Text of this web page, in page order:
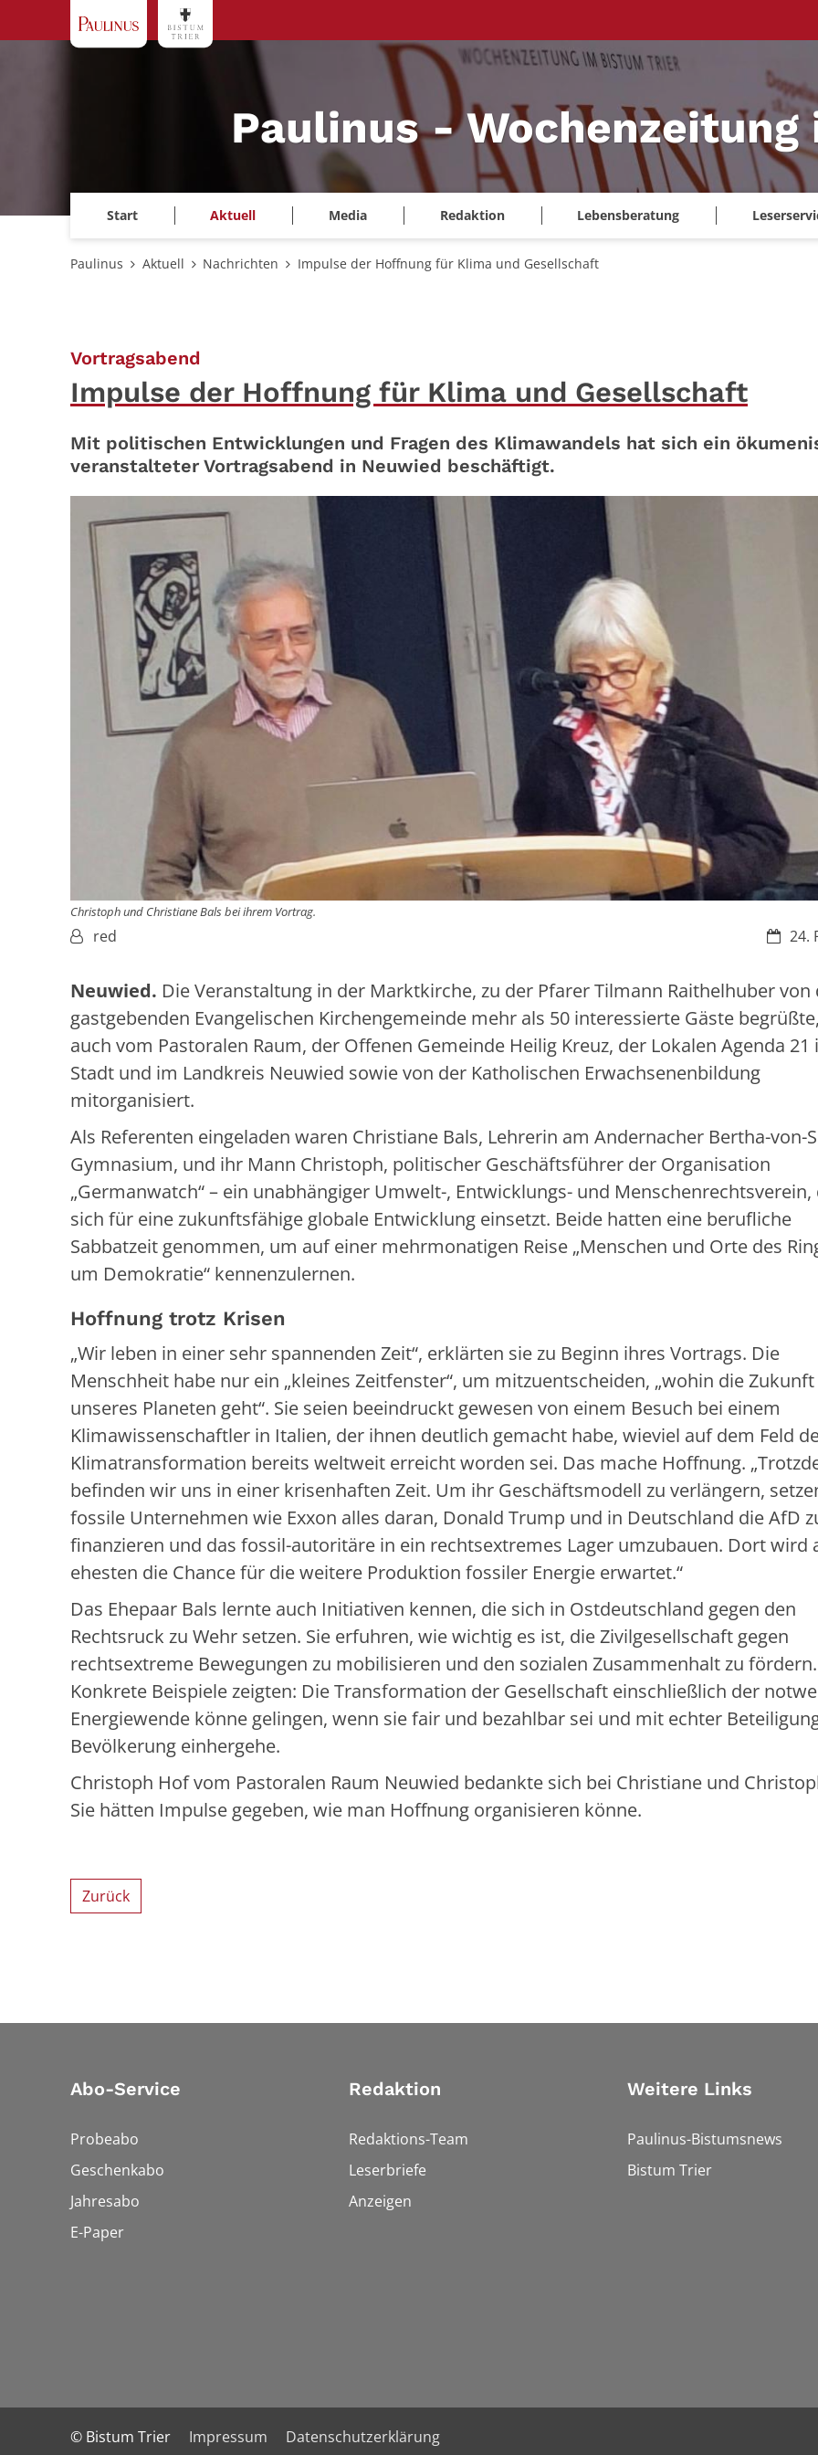
Paulinus -
Start Aktuell Media Redaktion Lebensberatung
Paulinus Aktuell Nachrichten Impulse der Hoffnung für Klima und Gesellschaft
Vortragsabend
Impulse der Hoffnung für Klima und Gesellschaft
Mit politischen Entwicklungen und Fragen des Klimawandels hat sich ein
veranstalteter Vortragsabend in Neuwied beschäftigt.
Christoph und Christiane Bals bei ihrem Vortrag.
Datum:
24.
Von:red
Neuwied. Die Veranstaltung in der Marktkirche, zu der Pfarer Tilmann Raithelhuber von
gastgebenden Evangelischen Kirchengemeinde mehr als 50 interessierte Gäste
auch vom Pastoralen Raum, der Offenen Gemeinde Heilig Kreuz, der Lokalen Agenda 21
Stadt und im Landkreis Neuwied sowie von der Katholischen Erwachsenenbildung
mitorganisiert.
Als Referenten eingeladen waren Christiane Bals, Lehrerin am Andernacher Bertha-von-
Gymnasium, und ihr Mann Christoph, politischer Geschäftsführer der Organisation
„Germanwatch“ – ein unabhängiger Umwelt-, Entwicklungs- und Menschenrechtsverein,
sich für eine zukunftsfähige globale Entwicklung einsetzt. Beide hatten eine berufliche
Sabbatzeit genommen, um auf einer mehrmonatigen Reise „Menschen und Orte des
um Demokratie“ kennenzulernen.
Hoffnung trotz Krisen
„Wir leben in einer sehr spannenden Zeit“, erklärten sie zu Beginn ihres Vortrags. Die
Menschheit habe nur ein „kleines Zeitfenster“, um mitzuentscheiden, „wohin die Zukunft
unseres Planeten geht“. Sie seien beeindruckt gewesen von einem Besuch bei einem
Klimawissenschaftler in Italien, der ihnen deutlich gemacht habe, wieviel auf dem Feld
Klimatransformation bereits weltweit erreicht worden sei. Das mache Hoffnung.
befinden wir uns in einer krisenhaften Zeit. Um ihr Geschäftsmodell zu verlängern,
fossile Unternehmen wie Exxon alles daran, Donald Trump und in Deutschland die AfD
finanzieren und das fossil-autoritäre in ein rechtsextremes Lager umzubauen. Dort wird
ehesten die Chance für die weitere Produktion fossiler Energie erwartet.“
Das Ehepaar Bals lernte auch Initiativen kennen, die sich in Ostdeutschland gegen den
Rechtsruck zu Wehr setzen. Sie erfuhren, wie wichtig es ist, die Zivilgesellschaft gegen
rechtsextreme Bewegungen zu mobilisieren und den sozialen Zusammenhalt zu fördern.
Konkrete Beispiele zeigten: Die Transformation der Gesellschaft einschließlich der
Energiewende könne gelingen, wenn sie fair und bezahlbar sei und mit echter
Bevölkerung einhergehe.
Christoph Hof vom Pastoralen Raum Neuwied bedankte sich bei Christiane und
Sie hätten Impulse gegeben, wie man Hoffnung organisieren könne.
Zurück
Abo-Service
Probeabo
Geschenkabo
Jahresabo
E-Paper
Redaktion
Redaktions-Team
Leserbriefe
Anzeigen
Weitere Links
Paulinus-Bistumsnews
Bistum Trier
© Bistum Trier Impressum Datenschutzerklärung